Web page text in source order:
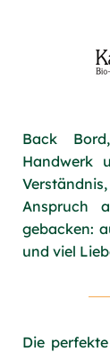
Back
Handwerk
Anspruch
gebacken:
und viel
Die